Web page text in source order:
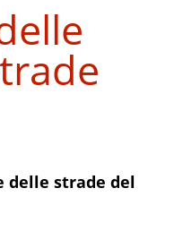
delle strade del